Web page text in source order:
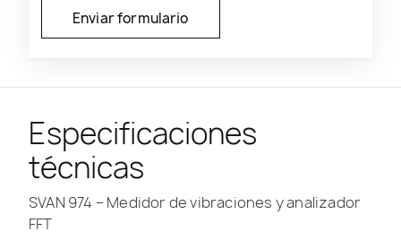
Especificaciones
técnicas
SVAN 974 – Medidor de vibraciones y analizador
FFT